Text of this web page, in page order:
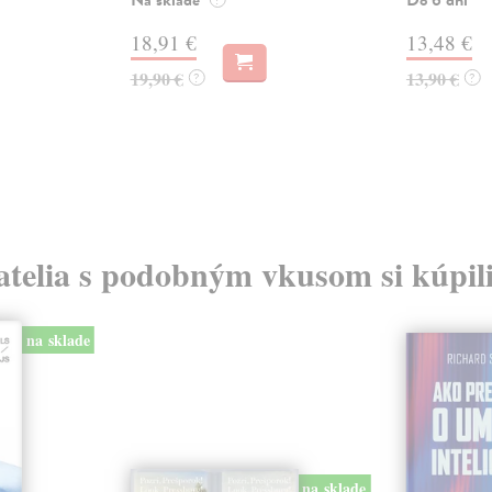
18,91 €
19,90 € ?
13,48 €
13,90 € ?
s podobným vkusom si
na sklade